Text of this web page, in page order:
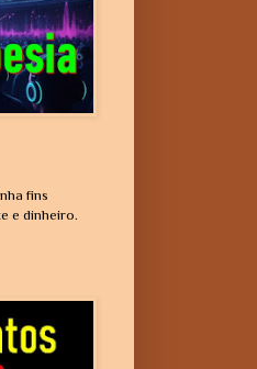
fins
e dinheiro.